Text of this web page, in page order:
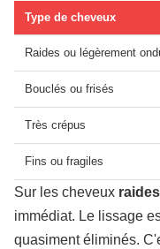
Type de cheveux
Raides ou légèrement
Bouclés ou frisés
Très crépus
Fins ou fragiles
Sur les cheveux
immédiat. Le lissage
quasiment éliminés.